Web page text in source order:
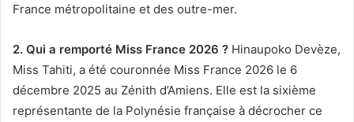
France métropolitaine et des outre-mer.
2. Qui a remporté Miss France 2026 ? Hinaupoko Devèze,
Miss Tahiti, a été couronnée Miss France 2026 le 6
décembre 2025 au Zénith d’Amiens. Elle est la sixième
représentante de la Polynésie française à décrocher ce